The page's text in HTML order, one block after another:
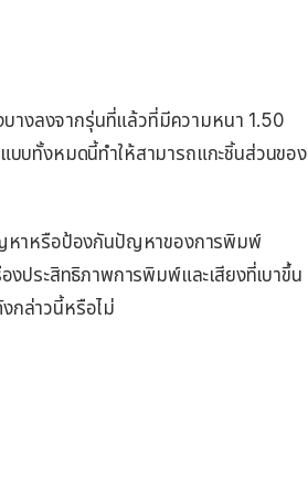
างลงจากรุ่นที่แล้วที่มีความหนา 1.50
บทั้งหมดนี้ทำให้สามารถแกะชิ้นส่วนของ
หาหรือป้องกันปัญหาของการพิมพ์
งประสิทธิภาพการพิมพ์และเสียงที่เบาขึ้น
กล่าวนี้หรือไม่